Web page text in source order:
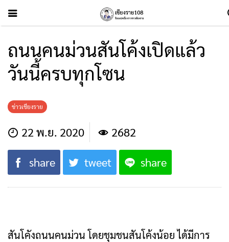
ถนนคนม่วนสันโค้งเปิดแล้ว
วันนี้ครบทุกโซน
ข่าวเชียงราย
22 พ.ย. 2020 2682
share tweet share
สันโคังถนนคนม่วน โดยชุมชนสันโค้งน้อย ได้มีการ